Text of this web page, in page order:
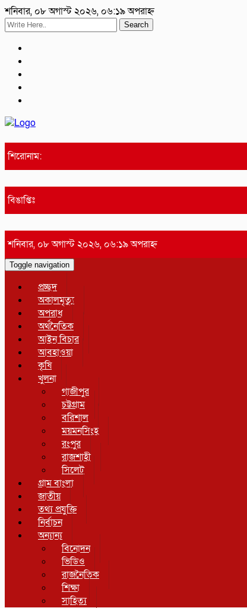
শনিবার, ০৮ অগাস্ট ২০২৬, ০৬:১৯ অপরাহ্ন
Search
শিরোনাম:
বিঙাপ্তিঃ
শনিবার, ০৮ অগাস্ট ২০২৬, ০৬:১৯ অপরাহ্ন
Toggle navigation
প্রচ্ছদ
অকালমৃত্যু
অপরাধ
অর্থনৈতিক
আইন বিচার
আবহাওয়া
কৃষি
খুলনা
গাজীপুর
চট্টগ্রাম
বরিশাল
ময়মনসিংহ
রংপুর
রাজশাহী
সিলেট
গ্রাম বাংলা
জাতীয়
তথ্য প্রযুক্তি
নির্বাচন
অন্যান্য
বিনোদন
ভিডিও
রাজনৈতিক
শিক্ষা
সাহিত্য